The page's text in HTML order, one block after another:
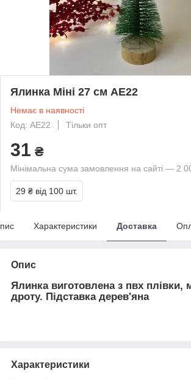
Ялинка Міні 27 см АЕ22
Немає в наявності
Код: АЕ22
Тільки опт
31 ₴
Мінімальна сума замовлення на сайті — 2
29 ₴ від 100 шт.
Характеристики Доставка
Опис
Ялинка виготовлена з пвх плівки,
дроту. Підставка дерев'яна
Характеристики